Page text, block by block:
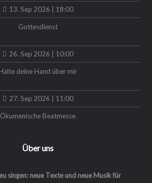
13. Sep 2026 | 18:00
Gottesdienst
26. Sep 2026 | 10:00
deine Hand über mir
27. Sep 2026 | 11:00
Ökumenische Beatmesse
Über uns
singen: neue Texte und neue Musik für